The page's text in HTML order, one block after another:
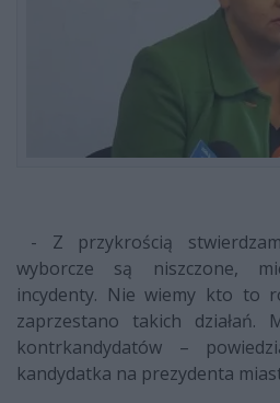
- Z przykrością
wyborcze są niszczone,
incydenty. Nie wiemy kto to
zaprzestano takich działań.
kontrkandydatów –
kandydatka na prezydenta